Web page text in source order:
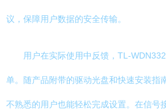
议，保障用户数据的安全传输。
用户在实际使用中反馈，TL-
单。随产品附带的驱动光盘和快速安装指
不熟悉的用户也能轻松完成设置。在信号